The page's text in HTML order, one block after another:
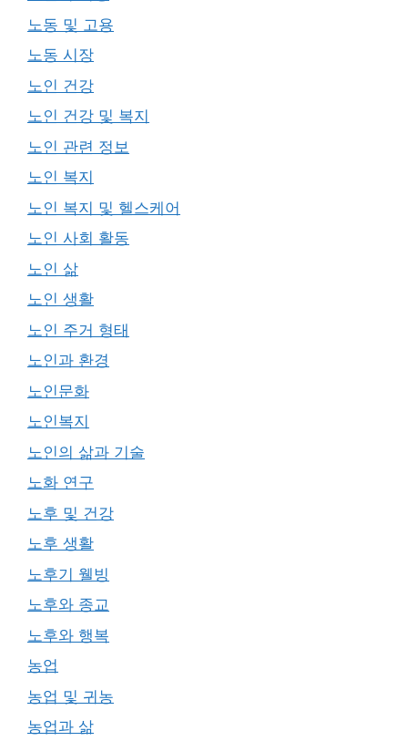
노동 및 고용
노동 시장
노인 건강
노인 건강 및 복지
노인 관련 정보
노인 복지
노인 복지 및 헬스케어
노인 사회 활동
노인 삶
노인 생활
노인 주거 형태
노인과 환경
노인문화
노인복지
노인의 삶과 기술
노화 연구
노후 및 건강
노후 생활
노후기 웰빙
노후와 종교
노후와 행복
농업
농업 및 귀농
농업과 삶